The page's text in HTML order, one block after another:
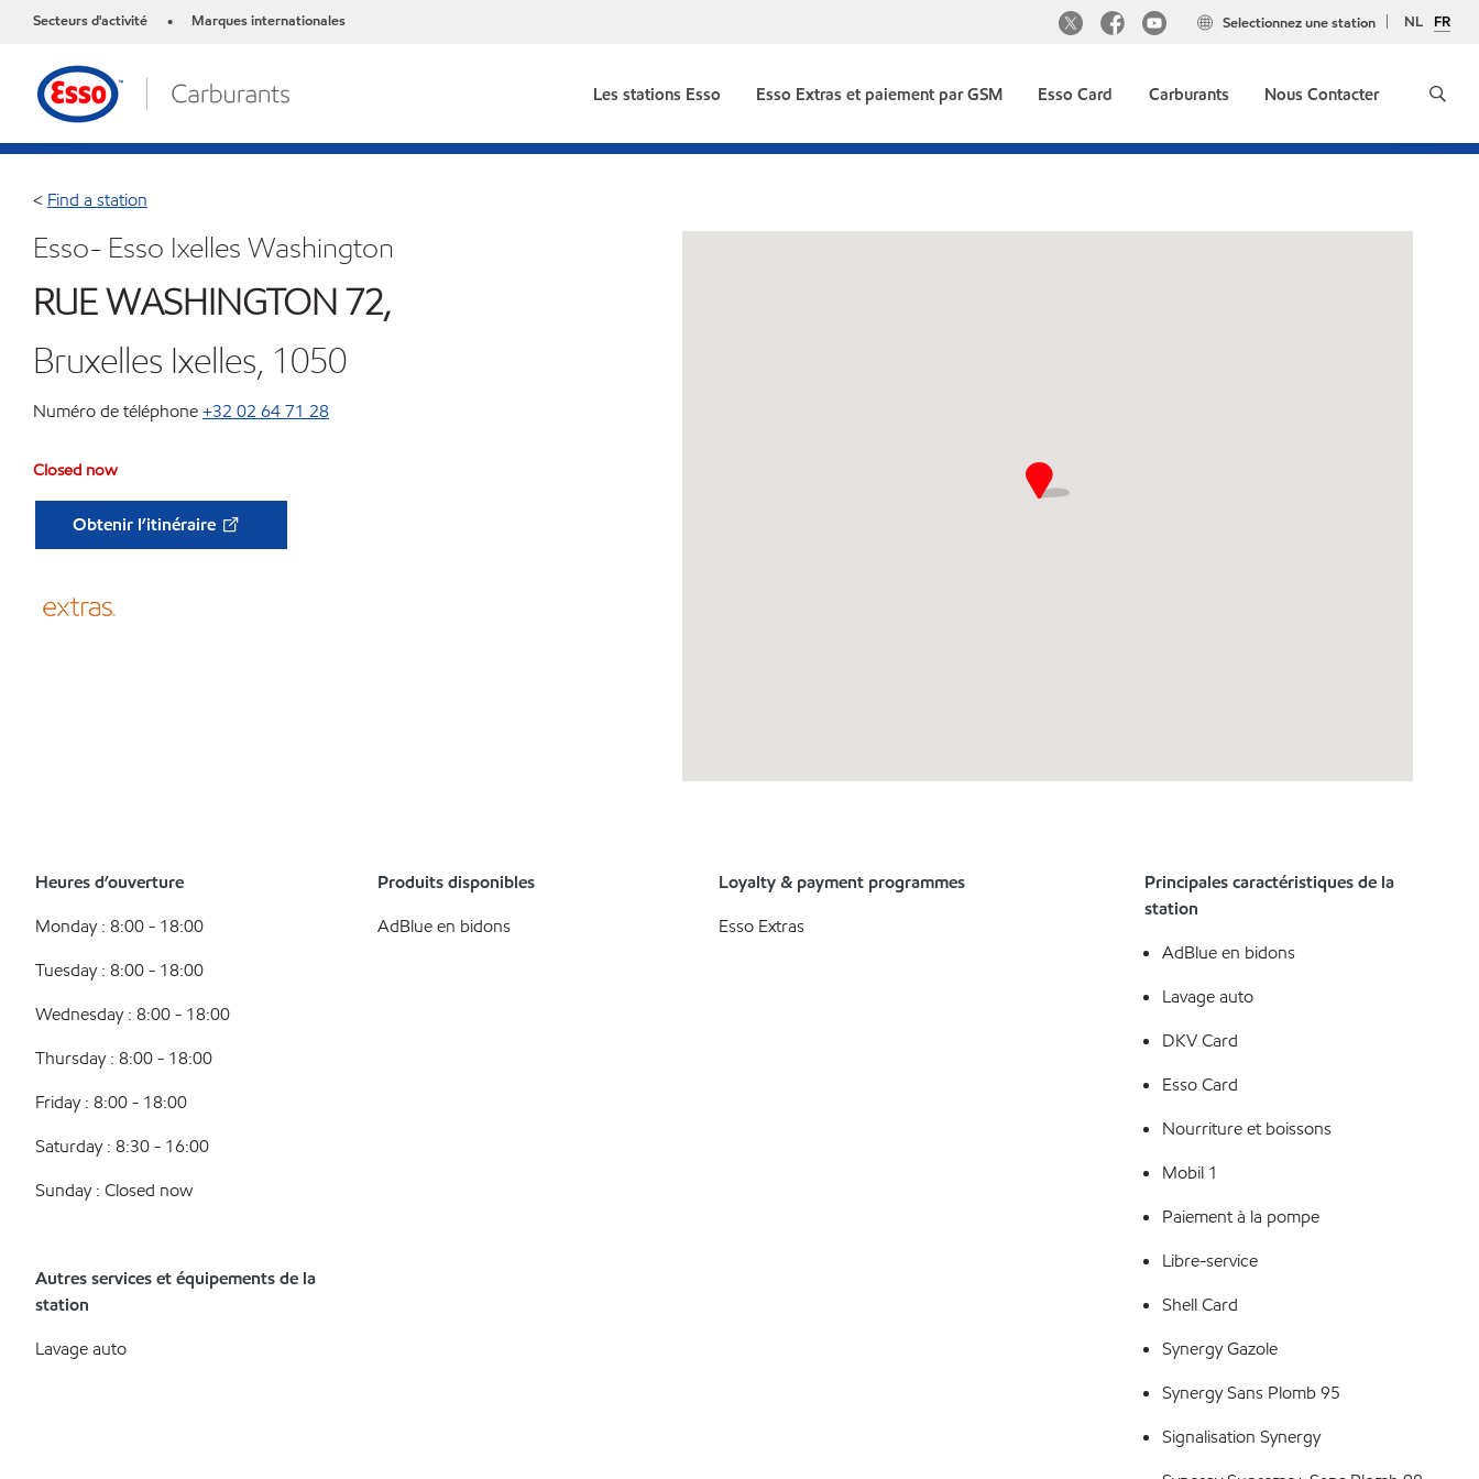
Secteurs d'activité • Marques internationales NL FR
Selectionnez une station
Les stations Esso Esso Extras et paiement par GSM Esso Card Carburants Nous Contacter
< Find a station
Esso- Esso Ixelles Washington
RUE WASHINGTON 72,
Bruxelles Ixelles, 1050
Numéro de téléphone+32 02 64 71 28
Closed now
Obtenir l’itinéraire
Heures d’ouverture
Monday : 8:00 - 18:00
Tuesday : 8:00 - 18:00
Wednesday : 8:00 - 18:00
Thursday : 8:00 - 18:00
Friday : 8:00 - 18:00
Saturday : 8:30 - 16:00
Sunday : Closed now
Produits disponibles
AdBlue en bidons
Loyalty & payment programmes
Esso Extras
Autres services et équipements de la
station
Lavage auto
Principales caractéristiques de la
station
AdBlue en bidons
Lavage auto
DKV Card
Esso Card
Nourriture et boissons
Mobil 1
Paiement à la pompe
Libre-service
Shell Card
Synergy Gazole
Synergy Sans Plomb 95
Signalisation Synergy